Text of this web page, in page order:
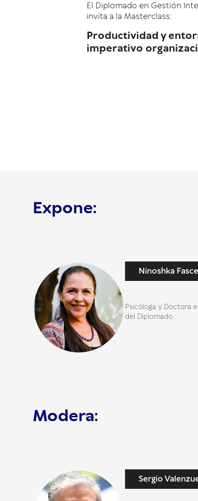
El Diplomado en Gestión
invita a la Masterclass:
Productividad y
imperativo
Expone:
Ninoshka Fasce
Psicóloga y Doctora
del Diplomado.
Modera:
Sergio